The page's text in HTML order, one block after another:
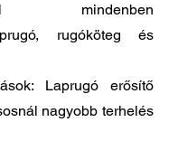
mindenben
rugóköteg és
Laprugó erősítő
nagyobb terhelés